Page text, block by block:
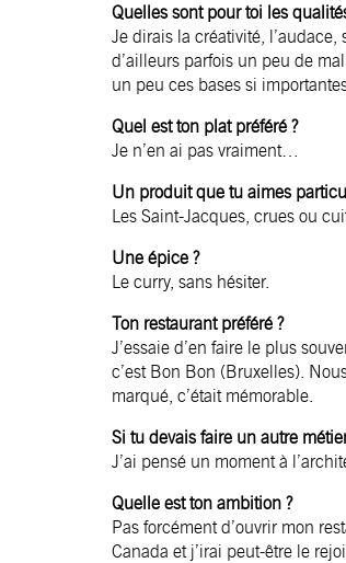
Quelles sont pour toi les
Je dirais la créativité,
d’ailleurs parfois un peu de
un peu ces bases si
Quel est ton plat préféré ?
Je n’en ai pas vraiment…
Un produit que tu aimes
Les Saint-Jacques, crues ou
Une épice ?
Le curry, sans hésiter.
Ton restaurant préféré ?
J’essaie d’en faire le plus
c’est Bon Bon (Bruxelles).
marqué, c’était mémorable.
Si tu devais faire un autre
J’ai pensé un moment à
Quelle est ton ambition ?
Pas forcément d’ouvrir mon
Canada et j’irai peut-être le